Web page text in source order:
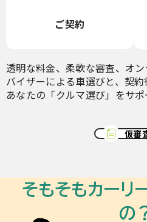
ご契約
透明な料金、柔軟な審査、オ
バイザーによる車選びと、契約
あなたの「クルマ選び」をサポ
仮審
そもそもカーリ
の